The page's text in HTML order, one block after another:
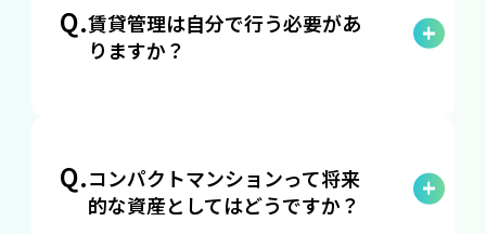
ットリサーチを徹底しておりますので、空
室リスクは非常に低いと言えます。それで
空室が発生しても一定の家賃収入を保証し
ますので、安定した収益が見込めます。
Q.賃貸管理は自分で行う必要があ
りますか？
り、オーナー様に代わって、家賃の回収、
入居者とのトラブル対応、退室手続きおよ
Q.コンパクトマンションって将来
的な資産としてはどうですか？